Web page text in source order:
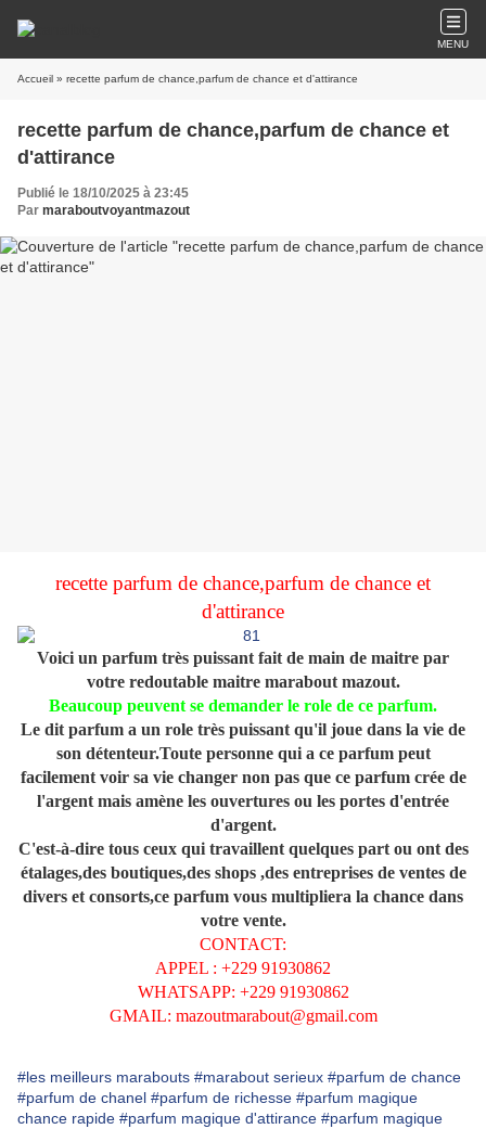
MENU
Accueil » recette parfum de chance,parfum de chance et d'attirance
recette parfum de chance,parfum de chance et
d'attirance
Publié le 18/10/2025 à 23:45
Par maraboutvoyantmazout
recette parfum de chance,parfum de chance et
d'attirance
Voici un parfum très puissant fait de main de maitre par
votre redoutable maitre marabout mazout.
Beaucoup peuvent se demander le role de ce parfum.
Le dit parfum a un role très puissant qu'il joue dans la vie de
son détenteur.Toute personne qui a ce parfum peut
facilement voir sa vie changer non pas que ce parfum crée de
l'argent mais amène les ouvertures ou les portes d'entrée
d'argent.
C'est-à-dire tous ceux qui travaillent quelques part ou ont des
étalages,des boutiques,des shops ,des entreprises de ventes de
divers et consorts,ce parfum vous multipliera la chance dans
votre vente.
CONTACT:
APPEL : +229 91930862
WHATSAPP: +229 91930862
GMAIL: mazoutmarabout@gmail.com
#les meilleurs marabouts #marabout serieux #parfum de chance
#parfum de chanel #parfum de richesse #parfum magique
chance rapide #parfum magique d'attirance #parfum magique